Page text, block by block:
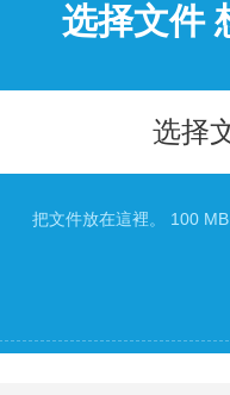
选择文件
选择
把文件放在這裡。 100